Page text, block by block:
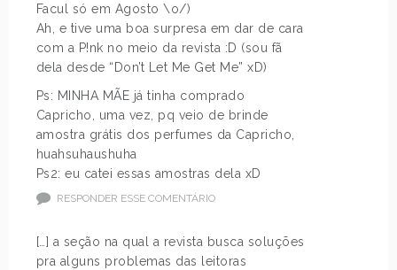
Facul só em Agosto \o/)
Ah, e tive uma boa surpresa em dar de cara
com a P!nk no meio da revista :D (sou fã
dela desde “Don’t Let Me Get Me” xD)
Ps: MINHA MÃE já tinha comprado
Capricho, uma vez, pq veio de brinde
amostra grátis dos perfumes da Capricho,
huahsuhaushuha
Ps2: eu catei essas amostras dela xD
RESPONDER ESSE COMENTÁRIO
[…] a seção na qual a revista busca soluções
pra alguns problemas das leitoras